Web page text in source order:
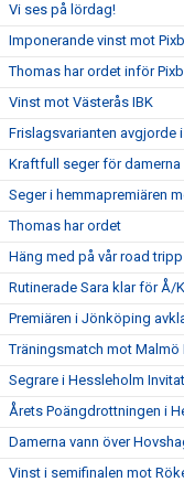
Vi ses på lördag!
Imponerande vinst mot
Thomas har ordet inför
Vinst mot Västerås IBK
Frislagsvarianten avgjorde
Kraftfull seger för damerna
Seger i hemmapremiären
Thomas har ordet
Häng med på vår road tripp
Rutinerade Sara klar för Å/K
Premiären i Jönköping
Träningsmatch mot Malmö
Segrare i Hessleholm
Årets Poängdrottningen i
Damerna vann över
Vinst i semifinalen mot